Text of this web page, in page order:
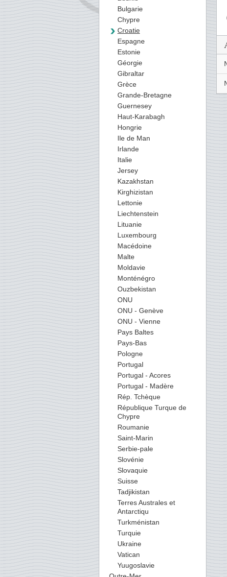
Bulgarie
Chypre
Croatie
Espagne
Estonie
Géorgie
Gibraltar
Grèce
Grande-Bretagne
Guernesey
Haut-Karabagh
Hongrie
Ile de Man
Irlande
Italie
Jersey
Kazakhstan
Kirghizistan
Lettonie
Liechtenstein
Lituanie
Luxembourg
Macédoine
Malte
Moldavie
Monténégro
Ouzbekistan
ONU
ONU - Genève
ONU - Vienne
Pays Baltes
Pays-Bas
Pologne
Portugal
Portugal - Acores
Portugal - Madère
Rép. Tchèque
République Turque de
Chypre
Roumanie
Saint-Marin
Serbie-pale
Slovénie
Slovaquie
Suisse
Tadjikistan
Terres Australes et
Antarctiqu
Turkménistan
Turquie
Ukraine
Vatican
Yuugoslavie